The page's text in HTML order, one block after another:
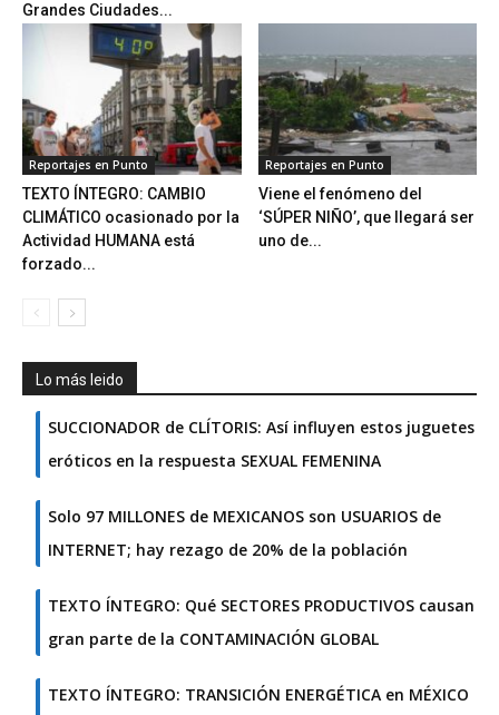
Grandes Ciudades...
Reportajes en Punto
TEXTO ÍNTEGRO: CAMBIO
CLIMÁTICO ocasionado por la
Actividad HUMANA está
forzado...
Reportajes en Punto
Viene el fenómeno del
‘SÚPER NIÑO’, que llegará ser
uno de...
Lo más leido
SUCCIONADOR de CLÍTORIS: Así influyen estos juguetes
eróticos en la respuesta SEXUAL FEMENINA
Solo 97 MILLONES de MEXICANOS son USUARIOS de
INTERNET; hay rezago de 20% de la población
TEXTO ÍNTEGRO: Qué SECTORES PRODUCTIVOS causan
gran parte de la CONTAMINACIÓN GLOBAL
TEXTO ÍNTEGRO: TRANSICIÓN ENERGÉTICA en MÉXICO